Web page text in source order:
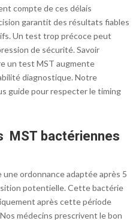
compte de ces délais
garantit des résultats fiables
Un test trop précoce peut
de sécurité. Savoir
un test MST augmente
diagnostique. Notre
guide pour respecter le timing
MST bactériennes
une ordonnance adaptée après 5
potentielle. Cette bactérie
après cette période
médecins prescrivent le bon